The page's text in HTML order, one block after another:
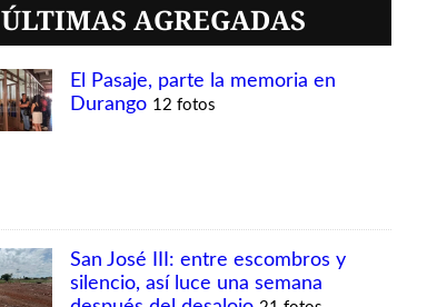
ÚLTIMAS AGREGADAS